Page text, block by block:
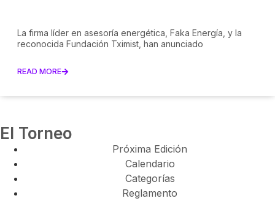
La firma líder en asesoría energética, Faka Energía, y la
reconocida Fundación Tximist, han anunciado
READ MORE
El Torneo
Próxima Edición
Calendario
Categorías
Reglamento